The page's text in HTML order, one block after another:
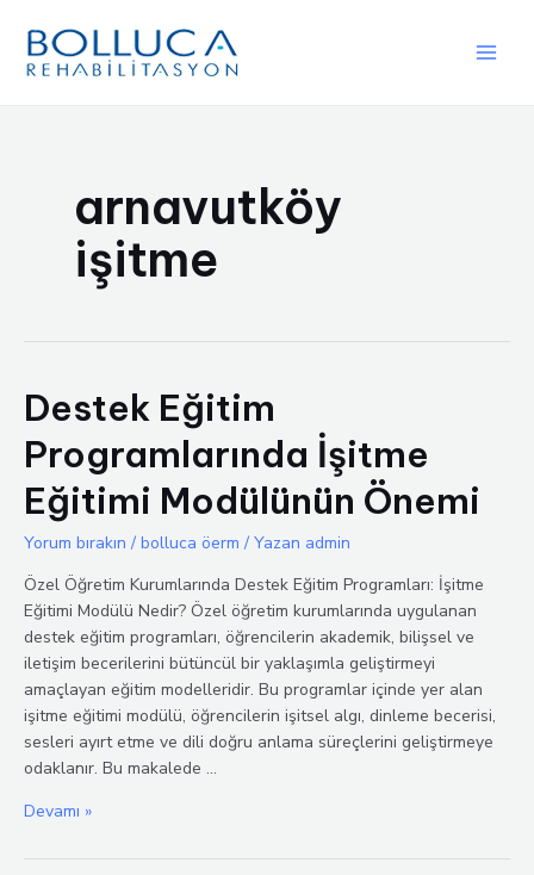
atla
arnavutköy
işitme
Destek Eğitim
Programlarında İşitme
Eğitimi Modülünün Önemi
Yorum bırakın / bolluca öerm / Yazan admin
Özel Öğretim Kurumlarında Destek Eğitim Programları: İşitme
Eğitimi Modülü Nedir? Özel öğretim kurumlarında uygulanan
destek eğitim programları, öğrencilerin akademik, bilişsel ve
iletişim becerilerini bütüncül bir yaklaşımla geliştirmeyi
amaçlayan eğitim modelleridir. Bu programlar içinde yer alan
işitme eğitimi modülü, öğrencilerin işitsel algı, dinleme becerisi,
sesleri ayırt etme ve dili doğru anlama süreçlerini geliştirmeye
odaklanır. Bu makalede …
Destek
Programlarında
Devamı »